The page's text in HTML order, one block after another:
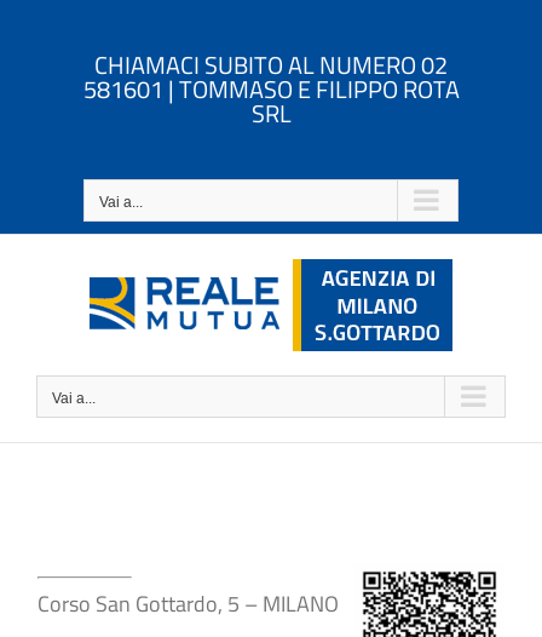
CHIAMACI SUBITO AL NUMERO 02
581601 | TOMMASO E FILIPPO ROTA
SRL
Vai a...
Vai a...
Corso San Gottardo, 5 – MILANO